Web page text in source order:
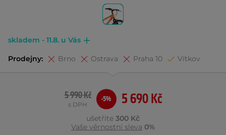
skladem - 11.8. u Vás
Prodejny: Brno Ostrava Praha 10 Vítkov
5 690 Kč
5 990 Kč
s DPH
-5%
ušetříte 300 Kč
Vaše věrnostní sleva 0%